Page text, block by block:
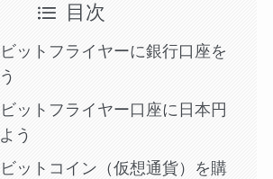
目次
ットフライヤーに銀行口座を
ットフライヤー口座に日本円
う
ットコイン（仮想通貨）を購